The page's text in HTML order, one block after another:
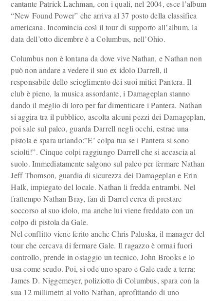
cantante Patrick Lachman, con i quali, nel 2004, esce l’album
“New Found Power” che arriva al 37 posto della classifica
americana. Incomincia così il tour di supporto all’album, la
data dell’otto dicembre è a Columbus, nell’Ohio.
Columbus non è lontana da dove vive Nathan, e Nathan non
può non andare a vedere il suo ex idolo Darrell, il
responsabile dello scioglimento dei suoi mitici Pantera. Il
club è pieno, la musica assordante, i Damageplan stanno
dando il meglio di loro per far dimenticare i Pantera. Nathan
si aggira tra il pubblico, ascolta alcuni pezzi dei Damageplan,
poi sale sul palco, guarda Darrell negli occhi, estrae una
pistola e spara urlando:”E’ colpa tua se i Pantera si sono
sciolti!”. Cinque colpi raggiungo Darrell che si accascia al
suolo. Immediatamente salgono sul palco per fermare Nathan
Jeff Thomson, guardia di sicurezza dei Damageplan e Erin
Halk, impiegato del locale. Nathan li fredda entrambi. Nel
frattempo Nathan Bray, fan di Darrel cerca di prestare
soccorso al suo idolo, ma anche lui viene freddato con un
colpo di pistola da Gale.
Nel conflitto viene ferito anche Chris Paluska, il manager del
tour che cercava di fermare Gale. Il ragazzo è ormai fuori
controllo, prende in ostaggio un tecnico, John Brooks e lo
usa come scudo. Poi, si ode uno sparo e Gale cade a terra:
James D. Niggemeyer, poliziotto di Columbus, spara con la
sua 12 millimetri al volto Nathan, aprofittando di uno